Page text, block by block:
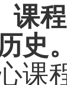
课
史 。
课